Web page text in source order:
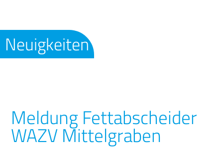
Neuigkeiten
Meldung Fettabscheider
WAZV Mittelgraben